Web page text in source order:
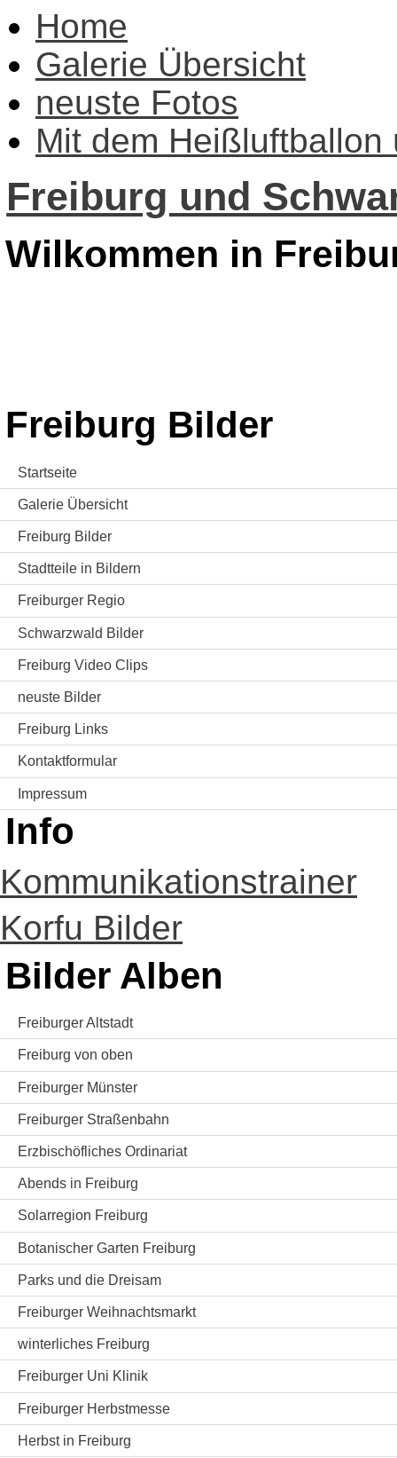
Home
Galerie Übersicht
neuste Fotos
Mit dem Heißluftballon
Freiburg und
Wilkommen in
Freiburg Bilder
Startseite
Galerie Übersicht
Freiburg Bilder
Stadtteile in Bildern
Freiburger Regio
Schwarzwald Bilder
Freiburg Video Clips
neuste Bilder
Freiburg Links
Kontaktformular
Impressum
Info
Kommunikationstrainer
Korfu Bilder
Bilder Alben
Freiburger Altstadt
Freiburg von oben
Freiburger Münster
Freiburger Straßenbahn
Erzbischöfliches Ordinariat
Abends in Freiburg
Solarregion Freiburg
Botanischer Garten Freiburg
Parks und die Dreisam
Freiburger Weihnachtsmarkt
winterliches Freiburg
Freiburger Uni Klinik
Freiburger Herbstmesse
Herbst in Freiburg